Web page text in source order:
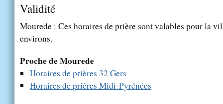
Validité
Mourede : Ces horaires de prière sont valables pour la
environs.
Proche de Mourede
Horaires de prières 32 Gers
Horaires de prières Midi-Pyrénées